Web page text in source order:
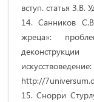
вступ. статья З.В.
14. Санников
жреца»:
http://
15. Снорри